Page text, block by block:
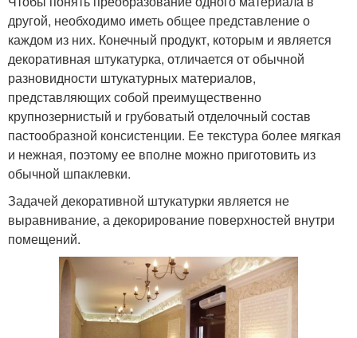
другой, необходимо иметь общее представление о
каждом из них. Конечный продукт, которым и является
декоративная штукатурка, отличается от обычной
разновидности штукатурных материалов,
представляющих собой преимущественно
крупнозернистый и грубоватый отделочный состав
пастообразной консистенции. Ее текстура более мягкая
и нежная, поэтому ее вполне можно приготовить из
обычной шпаклевки.
Задачей декоративной штукатурки является не
выравнивание, а декорирование поверхностей внутри
помещений.